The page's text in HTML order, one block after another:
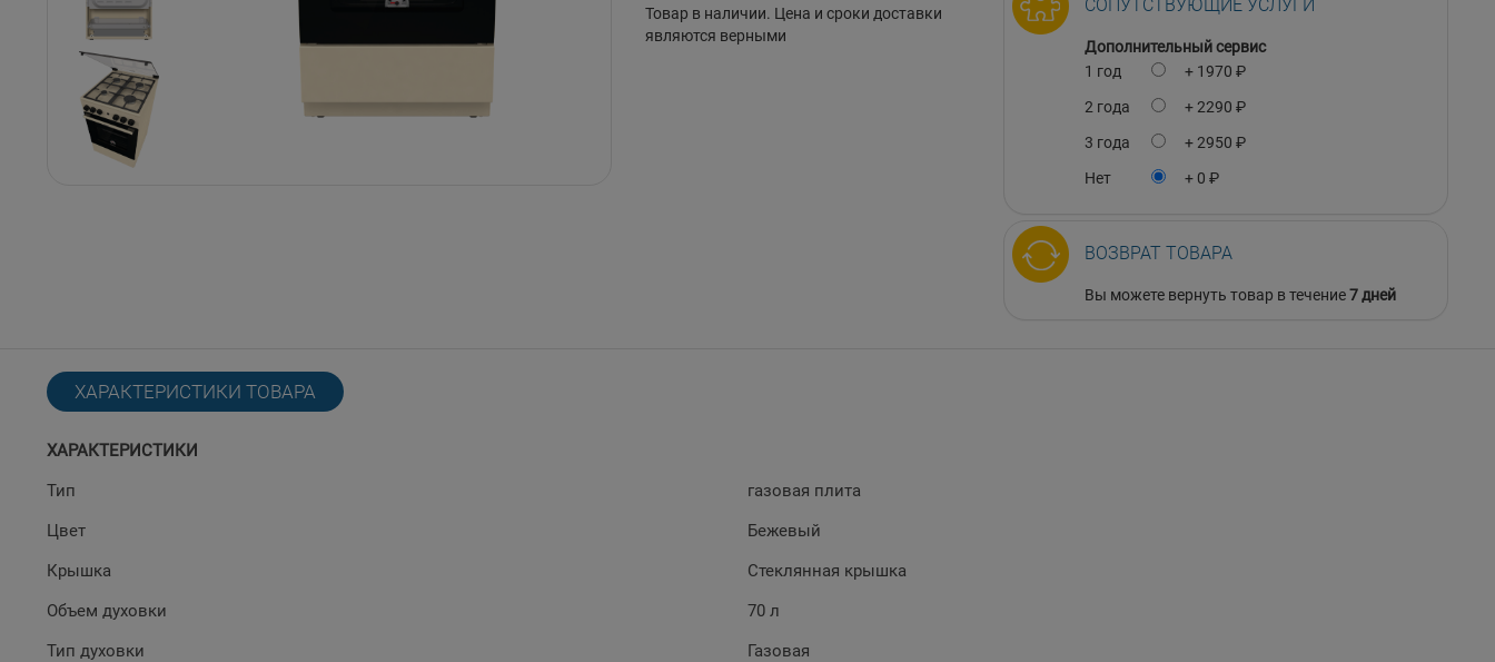
Товар в наличии. Цена и сроки доставки
являются верными
СОПУТСТВУЮЩИЕ УСЛУГИ
Дополнительный сервис
1 год
+ 1970 ₽
2 года
+ 2290 ₽
3 года
+ 2950 ₽
Нет
+ 0 ₽
ВОЗВРАТ ТОВАРА
Вы можете вернуть товар в течение7 дней
ХАРАКТЕРИСТИКИ ТОВАРА
ХАРАКТЕРИСТИКИ
Тип
газовая плита
Цвет
Бежевый
Крышка
Стеклянная крышка
Объем духовки
70 л
Тип духовки
Газовая